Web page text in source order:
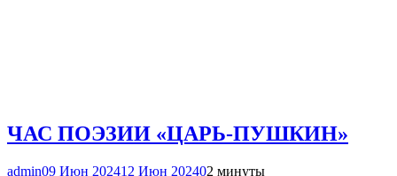
ЧАС ПОЭЗИИ «ЦАРЬ-ПУШКИН»
admin09 Июн 202412 Июн 202402 минуты